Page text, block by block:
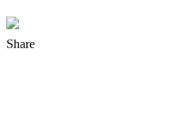
Share